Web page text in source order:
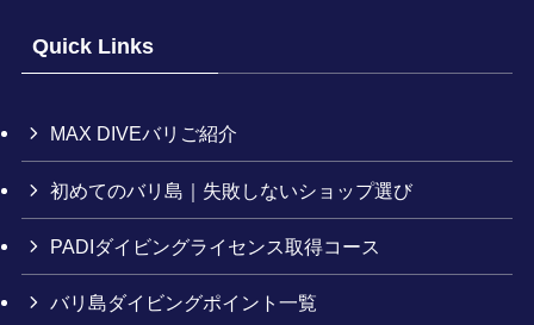
Quick Links
MAX DIVEバリご紹介
初めてのバリ島｜失敗しないショップ選び
PADIダイビングライセンス取得コース
バリ島ダイビングポイント一覧